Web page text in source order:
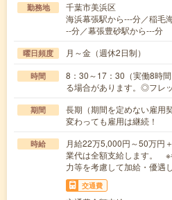
勤務地
千葉市美浜区
海浜幕張駅から---分／稲毛
--分／幕張豊砂駅から---分
曜日頻度 月～金（週休2日制）
時間
8：30～17：30（実働8時
る場合があります。◎フレ
期間
長期（期間を定めない雇用
変わっても雇用は継続！
時給
月給22万5,000円～50万円
業代は全額支給します。
力等を考慮して加給・優遇し
交通費